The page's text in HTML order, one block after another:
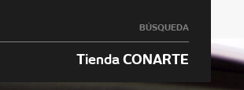
BÚSQUEDA
Tienda CONARTE